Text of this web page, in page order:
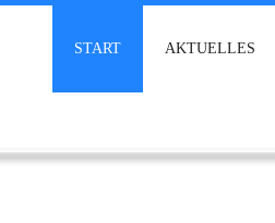
START AKTUELLES